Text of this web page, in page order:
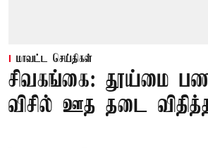
மாவட்ட செய்திகள்
சிவகங்கை: தூய்மை
விசில் ஊத தடை